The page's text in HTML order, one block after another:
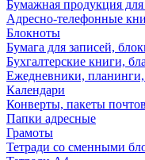
Бумажная продукция
Адресно-телефонные
Блокноты
Бумага для записей,
Бухгалтерские книги,
Ежедневники, планинги,
Календари
Конверты, пакеты
Папки адресные
Грамоты
Тетради со сменными